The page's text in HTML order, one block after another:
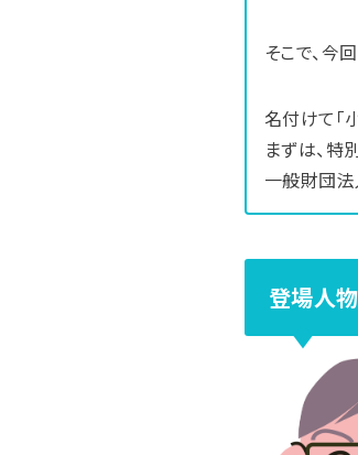
そこで、今
名付けて「
まずは、特
一般財団法
登場人